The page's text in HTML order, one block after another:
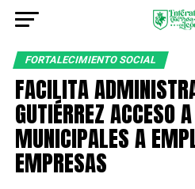
FORTALECIMIENTO SOCIAL
FACILITA
GUTIÉRREZ ACCESO
MUNICIPALES A
EMPRESAS